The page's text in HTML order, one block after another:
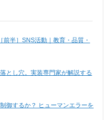
半］SNS活動｜教育・品質・
とし穴。実装専門家が解説する
御するか？ ヒューマンエラーを